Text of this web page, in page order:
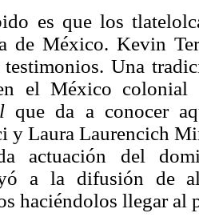
es que los
de México. Kevin
testimonios. Una
el México colonial
que da a conocer
y Laura Laurencich
actuación del
a la difusión de
haciéndolos llegar al